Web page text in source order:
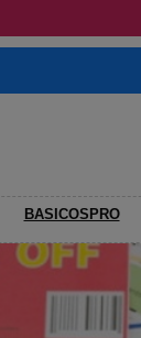
BASICOSPRO